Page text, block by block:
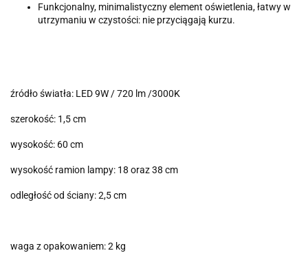
Funkcjonalny, minimalistyczny element oświetlenia, łatwy w
utrzymaniu w czystości: nie przyciągają kurzu.
źródło światła: LED 9W / 720 lm /3000K
szerokość: 1,5 cm
wysokość: 60 cm
wysokość ramion lampy: 18 oraz 38 cm
odległość od ściany: 2,5 cm
waga z opakowaniem: 2 kg